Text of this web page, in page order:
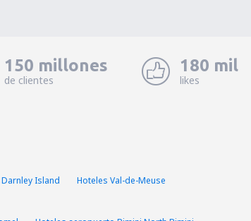
150 millones
de clientes
180 mil
likes
Island
Hoteles Val-de-Meuse